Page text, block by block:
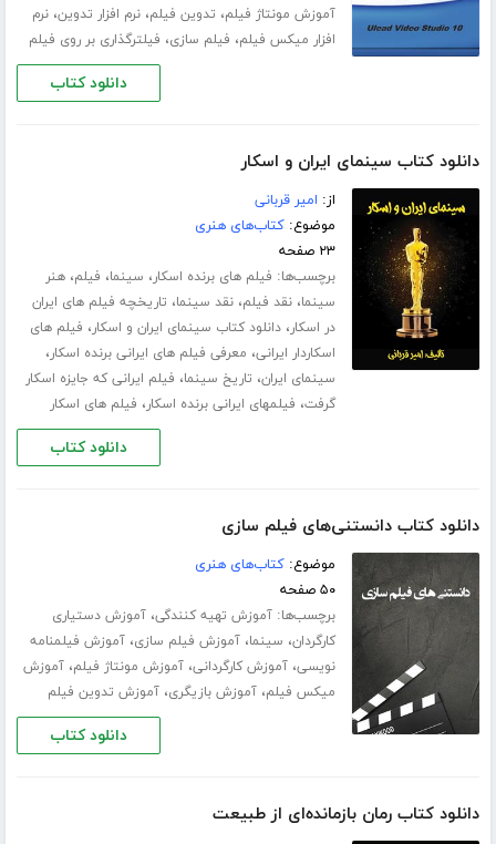
آموزش مونتاژ فیلم، تدوین فیلم،نرم افزار تدوین،نرم
افزار میکس فیلم، فیلم سازی، فیلترگذاری بر روی فیلم
دانلود کتاب
دانلود کتاب سینمای ایران و اسکار
از: امیر قربانی
موضوع:کتاب‌های هنری
۲۳ صفحه
برچسب‌ها: فیلم های برنده اسکار، سینما، فیلم،هنر
سینما،نقد فیلم،نقد سینما، تاریخچه فیلم های ایران
در اسکار،دانلود کتاب سینمای ایران و اسکار، فیلم های
اسکاردار ایرانی، معرفی فیلم های ایرانی برنده اسکار،
سینمای ایران، تاریخ سینما، فیلم ایرانی که جایزه اسکار
گرفت، فیلمهای ایرانی برنده اسکار، فیلم های اسکار
دانلود کتاب
دانلود کتاب دانستنی‌های فیلم سازی
موضوع:کتاب‌های هنری
۵۰ صفحه
برچسب‌ها:آموزش تهیه کنندگی،آموزش دستیاری
کارگردان، سینما،آموزش فیلم سازی،آموزش فیلمنامه
نویسی،آموزش کارگردانی،آموزش مونتاژ فیلم،آموزش
میکس فیلم،آموزش بازیگری،آموزش تدوین فیلم
دانلود کتاب
دانلود کتاب رمان بازمانده‌ای از طبیعت